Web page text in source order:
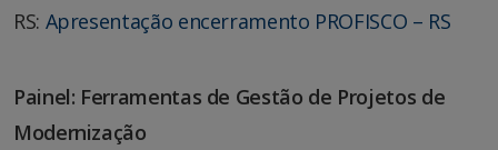
RS: Apresentação encerramento PROFISCO – RS
Painel: Ferramentas de Gestão de Projetos de
Modernização